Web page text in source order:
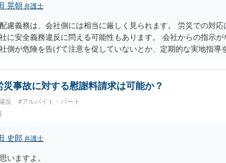
晃朝 弁護士
慮義務は、会社側には相当に厳しく見られます。 労災での対
に安全義務違反に問える可能性もあります。 会社からの指示
側が危険を告げて注意を促していないとか、定期的な実地指導
災事故に対する慰謝料請求は可能か？
反 #アルバイト・パート
史郎 弁護士
いますよ。